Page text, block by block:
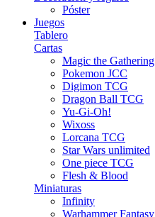
Póster
Juegos
Tablero
Cartas
Magic the Gathering
Pokemon JCC
Digimon TCG
Dragon Ball TCG
Yu-Gi-Oh!
Wixoss
Lorcana TCG
Star Wars unlimited
One piece TCG
Flesh & Blood
Miniaturas
Infinity
Warhammer Fantasy